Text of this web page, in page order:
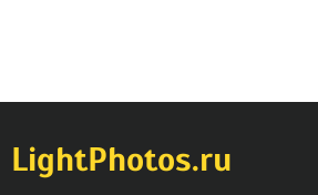
LightPhotos.ru